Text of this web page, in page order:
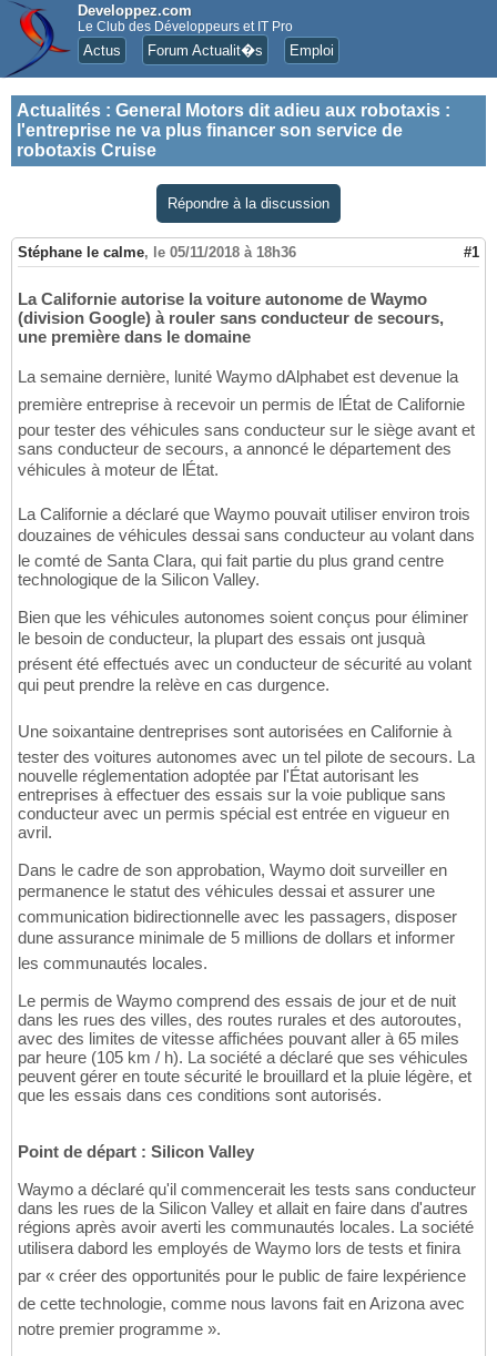
Developpez.com
Le Club des Développeurs et IT Pro
Actus Forum Actualit�s Emploi
Actualités : General Motors dit adieu aux robotaxis :
l'entreprise ne va plus financer son service de
robotaxis Cruise
Répondre à la discussion
Stéphane le calme, le 05/11/2018 à 18h36 #1
La Californie autorise la voiture autonome de Waymo
(division Google) à rouler sans conducteur de secours,
une première dans le domaine
La semaine dernière, lunité Waymo dAlphabet est devenue la
première entreprise à recevoir un permis de lÉtat de Californie
pour tester des véhicules sans conducteur sur le siège avant et
sans conducteur de secours, a annoncé le département des
véhicules à moteur de lÉtat.
La Californie a déclaré que Waymo pouvait utiliser environ trois
douzaines de véhicules dessai sans conducteur au volant dans
le comté de Santa Clara, qui fait partie du plus grand centre
technologique de la Silicon Valley.
Bien que les véhicules autonomes soient conçus pour éliminer
le besoin de conducteur, la plupart des essais ont jusquà
présent été effectués avec un conducteur de sécurité au volant
qui peut prendre la relève en cas durgence.
Une soixantaine dentreprises sont autorisées en Californie à
tester des voitures autonomes avec un tel pilote de secours. La
nouvelle réglementation adoptée par l'État autorisant les
entreprises à effectuer des essais sur la voie publique sans
conducteur avec un permis spécial est entrée en vigueur en
avril.
Dans le cadre de son approbation, Waymo doit surveiller en
permanence le statut des véhicules dessai et assurer une
communication bidirectionnelle avec les passagers, disposer
dune assurance minimale de 5 millions de dollars et informer
les communautés locales.
Le permis de Waymo comprend des essais de jour et de nuit
dans les rues des villes, des routes rurales et des autoroutes,
avec des limites de vitesse affichées pouvant aller à 65 miles
par heure (105 km / h). La société a déclaré que ses véhicules
peuvent gérer en toute sécurité le brouillard et la pluie légère, et
que les essais dans ces conditions sont autorisés.
Point de départ : Silicon Valley
Waymo a déclaré qu'il commencerait les tests sans conducteur
dans les rues de la Silicon Valley et allait en faire dans d'autres
régions après avoir averti les communautés locales. La société
utilisera dabord les employés de Waymo lors de tests et finira
par « créer des opportunités pour le public de faire lexpérience
de cette technologie, comme nous lavons fait en Arizona avec
notre premier programme ».